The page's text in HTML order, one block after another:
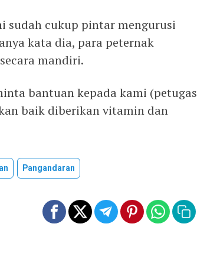
sudah cukup pintar mengurusi
kata dia, para peternak
mandiri.
bantuan kepada kami (petugas
baik diberikan vitamin dan
Pangandaran